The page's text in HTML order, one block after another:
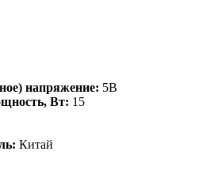
напряжение: 5В
Вт: 15
Китай